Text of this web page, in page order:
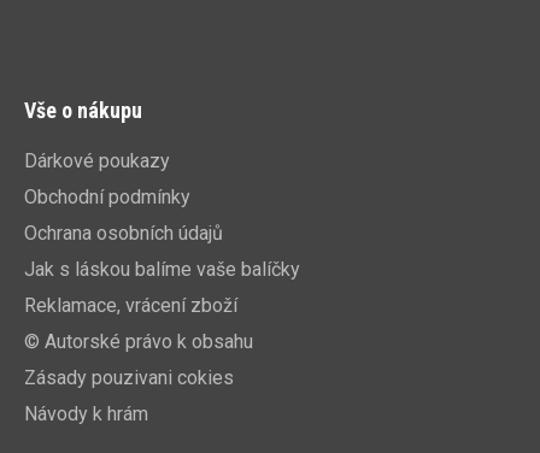
Vše o nákupu
Dárkové poukazy
Obchodní podmínky
Ochrana osobních údajů
Jak s láskou balíme vaše balíčky
Reklamace, vrácení zboží
© Autorské právo k obsahu
Zásady pouzivani cokies
Návody k hrám